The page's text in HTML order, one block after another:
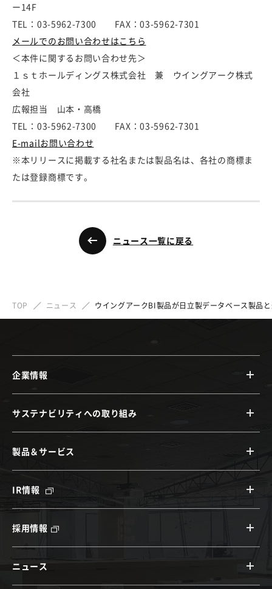
ー14F
TEL：03-5962-7300 FAX：03-5962-7301
メールでのお問い合わせはこちら
＜本件に関するお問い合わせ先＞
１ｓｔホールディングス株式会社 兼 ウイングアーク株式
会社
広報担当 山本・高橋
TEL：03-5962-7300 FAX：03-5962-7301
E-mailお問い合わせ
※本リリースに掲載する社名または製品名は、各社の商標ま
たは登録商標です。
ニュース一覧に戻る
TOP ニュース ウイングアークBI製品が日立製データベース製品
企業情報
サステナビリティへの取り組み
製品＆サービス
IR情報
採用情報
ニュース